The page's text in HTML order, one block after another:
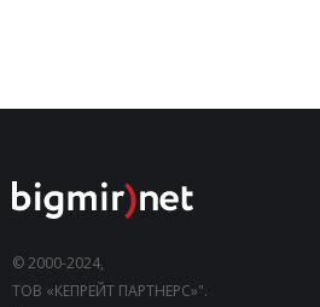
© 2000-2024,
ТОВ «КЕПРЕЙТ ПАРТНЕРС»".